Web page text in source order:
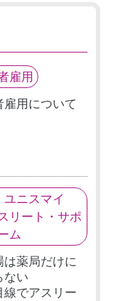
雇用
雇用について
ニスマイ
リート・サポ
ム
は薬局だけに
ない
線でアスリー